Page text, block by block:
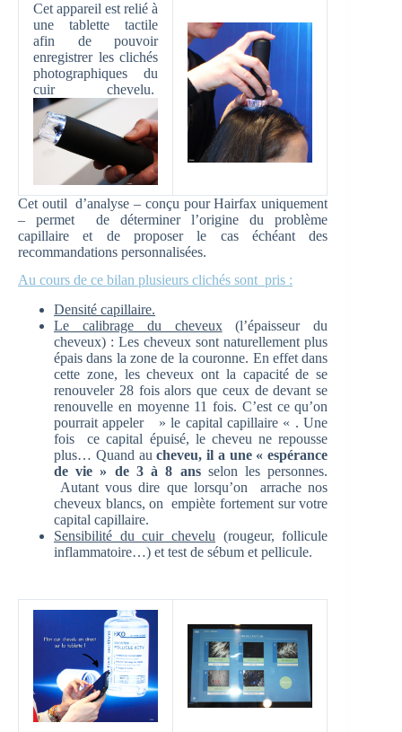
Cet appareil est relié à
une tablette tactile
afin de pouvoir
enregistrer les clichés
photographiques du
cuir chevelu.
Cet outil d’analyse – conçu pour Hairfax uniquement
– permet de déterminer l’origine du problème
capillaire et de proposer le cas échéant des
recommandations personnalisées.
Au cours de ce bilan plusieurs clichés sont pris :
Densité capillaire.
Le calibrage du cheveux(l’épaisseur du
cheveux) : Les cheveux sont naturellement plus
épais dans la zone de la couronne. En effet dans
cette zone, les cheveux ont la capacité de se
renouveler 28 fois alors que ceux de devant se
renouvelle en moyenne 11 fois. C’est ce qu’on
pourrait appeler » le capital capillaire « . Une
fois ce capital épuisé, le cheveu ne repousse
plus… Quand au cheveu, il a une « espérance
de vie » de 3 à 8 ansselon les personnes.
Autant vous dire que lorsqu’on arrache nos
cheveux blancs, on empiète fortement sur votre
capital capillaire.
Sensibilité du cuir chevelu (rougeur, follicule
inflammatoire…) et test de sébum et pellicule.